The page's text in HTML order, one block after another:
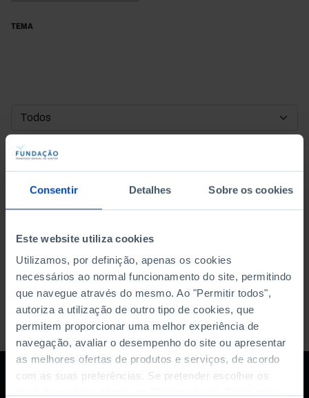
Consentir Detalhes Sobre os cookies
Este website utiliza cookies
Utilizamos, por definição, apenas os cookies
necessários ao normal funcionamento do site, permitindo
que navegue através do mesmo. Ao "Permitir todos",
autoriza a utilização de outro tipo de cookies, que
permitem proporcionar uma melhor experiência de
navegação, avaliar o desempenho do site ou apresentar
as melhores ofertas de produtos e serviços, de acordo
com as suas preferências. Se pretender escolher os
TEMA
DATA DE INÍCIO
DATA DE FIM